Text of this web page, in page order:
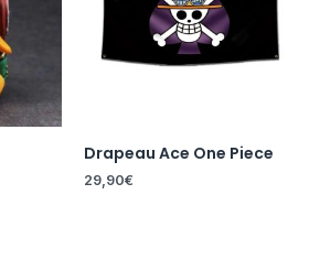
Drapeau Ace One Piece
29,90€